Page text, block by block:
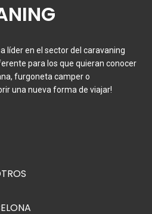
líder en el sector del caravaning
para los que quieran conocer
furgoneta camper o
una nueva forma de viajar!